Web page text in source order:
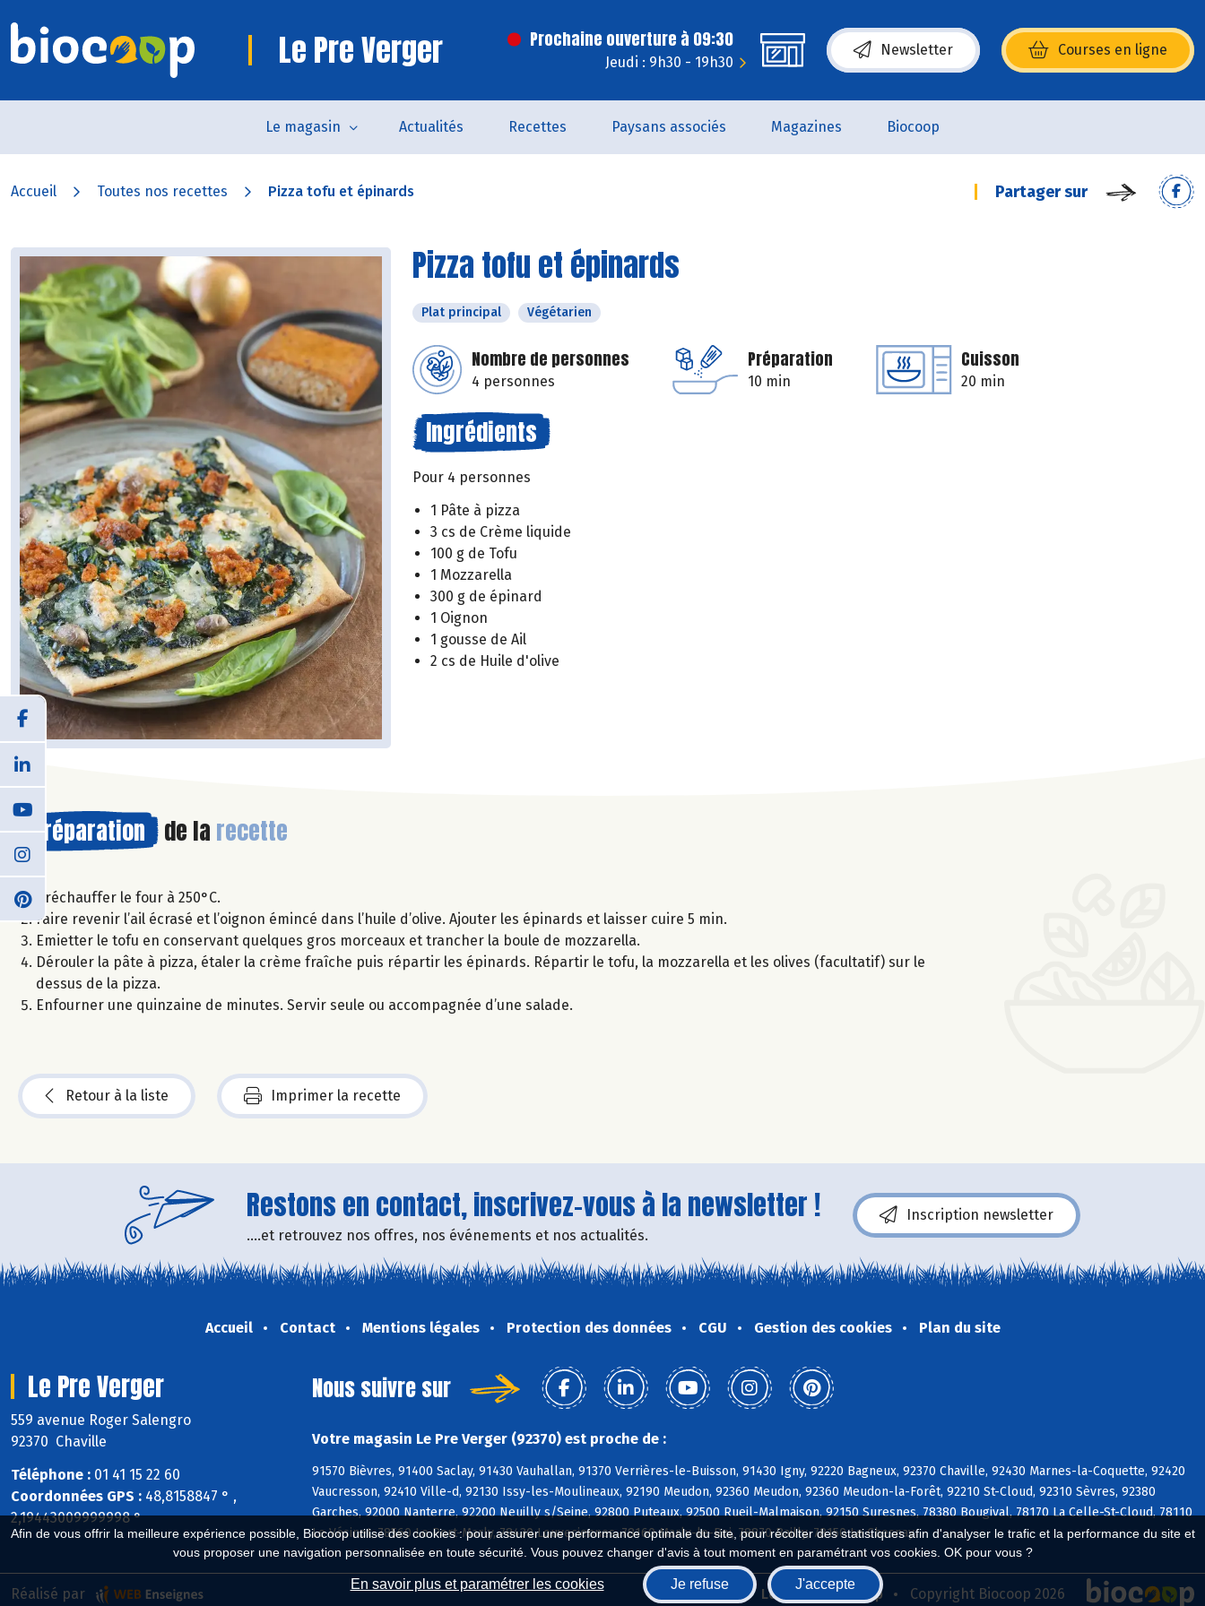
Afin de vous offrir la meilleure expérience possible, Biocoop utilise des cookies : pour assurer une performance optimale du site, pour récolter des statistiques afin d'analyser le trafic et la performance du site et
vous proposer une navigation personnalisée en toute sécurité. Vous pouvez changer d'avis à tout moment en paramétrant vos cookies. OK pour vous ?
En savoir plus et paramétrer les cookies Je refuse J'accepte
Le Pre Verger Prochaine ouverture à 09:30
Jeudi : 9h30 - 19h30
Newsletter Courses en ligne
(s’ouvre dans une nouvelle fenêtre)
Le magasin Actualités Recettes Paysans associés Magazines Biocoop
Accueil Toutes nos recettes Pizza tofu et épinards Partager sur
Pizza tofu et épinards
Plat principal Végétarien
Nombre de personnes
4 personnes
Préparation
10 min
Cuisson
20 min
Ingrédients
Pour 4 personnes
1 Pâte à pizza
3 cs de Crème liquide
100 g de Tofu
1 Mozzarella
300 g de épinard
1 Oignon
1 gousse de Ail
2 cs de Huile d'olive
Préparation de la recette
Préchauffer le four à 250°C.
Faire revenir l’ail écrasé et l’oignon émincé dans l’huile d’olive. Ajouter les épinards et laisser cuire 5 min.
Emietter le tofu en conservant quelques gros morceaux et trancher la boule de mozzarella.
Dérouler la pâte à pizza, étaler la crème fraîche puis répartir les épinards. Répartir le tofu, la mozzarella et les olives (facultatif) sur le
dessus de la pizza.
Enfourner une quinzaine de minutes. Servir seule ou accompagnée d’une salade.
Retour à la liste Imprimer la recette
Restons en contact, inscrivez-vous à la newsletter !
....et retrouvez nos offres, nos événements et nos actualités.
Inscription newsletter
Accueil Contact Mentions légales Protection des données CGU Gestion des cookies Plan du site
Le Pre Verger
559 avenue Roger Salengro
92370 Chaville
Téléphone : 01 41 15 22 60
Coordonnées GPS : 48,8158847 ° ,
2,19443009999998 °
Nous suivre sur
Votre magasin Le Pre Verger (92370) est proche de :
91570 Bièvres, 91400 Saclay, 91430 Vauhallan, 91370 Verrières-le-Buisson, 91430 Igny, 92220 Bagneux, 92370 Chaville, 92430 Marnes-la-Coquette, 92420
Vaucresson, 92410 Ville-d, 92130 Issy-les-Moulineaux, 92190 Meudon, 92360 Meudon, 92360 Meudon-la-Forêt, 92210 St-Cloud, 92310 Sèvres, 92380
Garches, 92000 Nanterre, 92200 Neuilly s/Seine, 92800 Puteaux, 92500 Rueil-Malmaison, 92150 Suresnes, 78380 Bougival, 78170 La Celle-St-Cloud, 78110
Le Vésinet, 78560 Le Port-Marly, 78430 Louveciennes, 78160 Marly-le-Roi, 78870 Bailly, 78150 Le Chesnay
Biocoop.fr Le réseau Biocoop Copyright Biocoop 2026
Réalisé par